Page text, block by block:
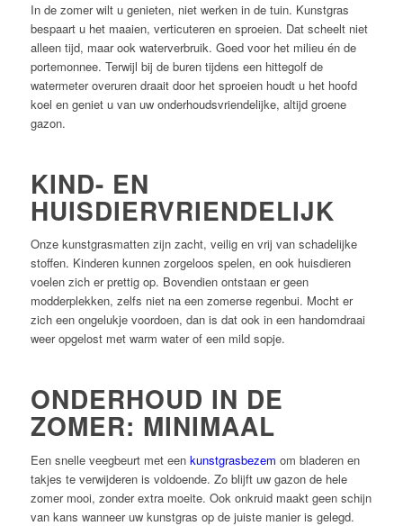
In de zomer wilt u genieten, niet werken in de tuin. Kunstgras
bespaart u het maaien, verticuteren en sproeien. Dat scheelt niet
alleen tijd, maar ook waterverbruik. Goed voor het milieu én de
portemonnee. Terwijl bij de buren tijdens een hittegolf de
watermeter overuren draait door het sproeien houdt u het hoofd
koel en geniet u van uw onderhoudsvriendelijke, altijd groene
gazon.
KIND- EN
HUISDIERVRIENDELIJK
Onze kunstgrasmatten zijn zacht, veilig en vrij van schadelijke
stoffen. Kinderen kunnen zorgeloos spelen, en ook huisdieren
voelen zich er prettig op. Bovendien ontstaan er geen
modderplekken, zelfs niet na een zomerse regenbui. Mocht er
zich een ongelukje voordoen, dan is dat ook in een handomdraai
weer opgelost met warm water of een mild sopje.
ONDERHOUD IN DE
ZOMER: MINIMAAL
Een snelle veegbeurt met een kunstgrasbezem om bladeren en
takjes te verwijderen is voldoende. Zo blijft uw gazon de hele
zomer mooi, zonder extra moeite. Ook onkruid maakt geen schijn
van kans wanneer uw kunstgras op de juiste manier is gelegd.